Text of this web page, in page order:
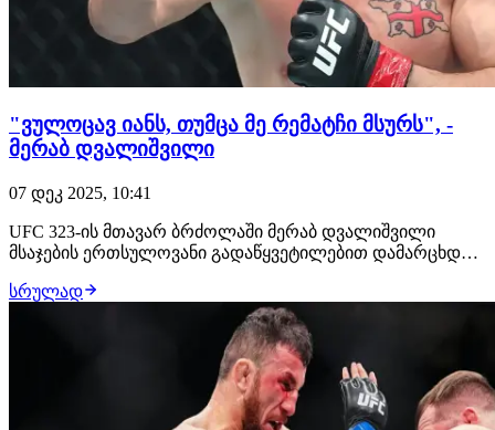
"ვულოცავ იანს, თუმცა მე რემატჩი მსურს", -
მერაბ დვალიშვილი
07 დეკ 2025, 10:41
UFC 323-ის მთავარ ბრძოლაში მერაბ დვალიშვილი
მსაჯების ერთსულოვანი გადაწყვეტილებით დამარცხდა
ჩემპიონობა დაკარგა. ჩხუბის დასრულების შემდეგ,
ქართველმა მებრძოლმა კომენტარი გააკეთა: ეს
ყველაფერი სპორტის განუყოფელი ნაწილია. იანი დღეს
სრულად